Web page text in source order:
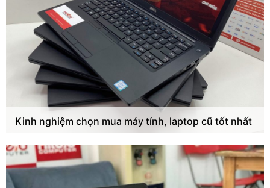
Kinh nghiệm chọn mua máy tính, laptop cũ tốt nhất